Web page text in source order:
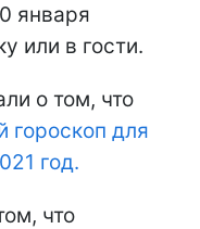
января
или в гости.
о том, что
гороскоп для
год.
что